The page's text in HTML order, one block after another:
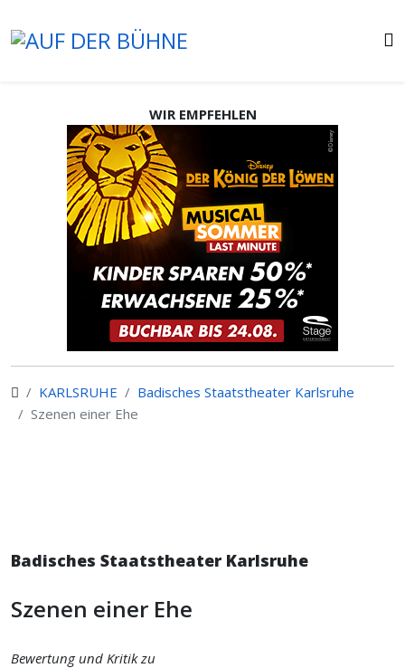
WIR EMPFEHLEN
KARLSRUHE
Badisches Staatstheater Karlsruhe
Szenen einer Ehe
Badisches Staatstheater Karlsruhe
Szenen einer Ehe
Bewertung und Kritik zu